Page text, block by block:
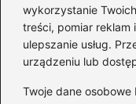
wykorzystanie
treści, pomiar reklam
ulepszanie usług.
urządzeniu lub
Twoje dane
Kategorie
Aranżacja wnętrz